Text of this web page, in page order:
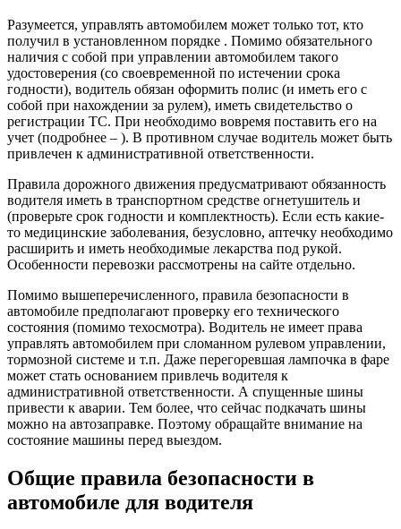
Разумеется, управлять автомобилем может только тот, кто
получил в установленном порядке . Помимо обязательного
наличия с собой при управлении автомобилем такого
удостоверения (со своевременной по истечении срока
годности), водитель обязан оформить полис (и иметь его с
собой при нахождении за рулем), иметь свидетельство о
регистрации ТС. При необходимо вовремя поставить его на
учет (подробнее – ). В противном случае водитель может быть
привлечен к административной ответственности.
Правила дорожного движения предусматривают обязанность
водителя иметь в транспортном средстве огнетушитель и
(проверьте срок годности и комплектность). Если есть какие-
то медицинские заболевания, безусловно, аптечку необходимо
расширить и иметь необходимые лекарства под рукой.
Особенности перевозки рассмотрены на сайте отдельно.
Помимо вышеперечисленного, правила безопасности в
автомобиле предполагают проверку его технического
состояния (помимо техосмотра). Водитель не имеет права
управлять автомобилем при сломанном рулевом управлении,
тормозной системе и т.п. Даже перегоревшая лампочка в фаре
может стать основанием привлечь водителя к
административной ответственности. А спущенные шины
привести к аварии. Тем более, что сейчас подкачать шины
можно на автозаправке. Поэтому обращайте внимание на
состояние машины перед выездом.
Общие правила безопасности в
автомобиле для водителя